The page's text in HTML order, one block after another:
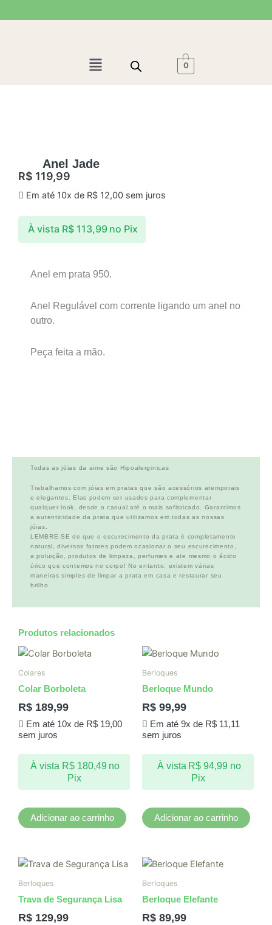
para
Menu 0
Anel Jade
R$ 119,99
Em até 10x de R$12,00sem juros
À vista R$113,99 no Pix
Anel em prata 950.
Anel Regulável com corrente ligando um anel no
outro.
Peça feita a mão.
Todas as jóias da aime são Hipoalerginicas
Trabalhamos com jóias em pratas que são acessórios atemporais
e elegantes. Elas podem ser usados para complementar
qualquer look, desde o casual até o mais sofisticado. Garantimos
a autenticidade da prata que utilizamos em todas as nossas
jóias.
LEMBRE-SE de que o escurecimento da prata é completamente
natural, diversos fatores podem ocasionar o seu escurecimento,
a poluição, produtos de limpeza, perfumes e ate mesmo o ácido
úrico que contemos no corpo! No entanto, existem várias
maneiras simples de limpar a prata em casa e restaurar seu
brilho.
Produtos relacionados
Colares
Colar Borboleta
R$ 189,99
Em até 10x de R$19,00
sem juros
À vista R$180,49 no
Pix
Adicionar ao carrinho
Berloques
Berloque Mundo
R$ 99,99
Em até 9x de R$11,11
sem juros
À vista R$ 94,99 no
Pix
Adicionar ao carrinho
Berloques
Trava de Segurança Lisa
R$ 129,99
Berloques
Berloque Elefante
R$ 89,99